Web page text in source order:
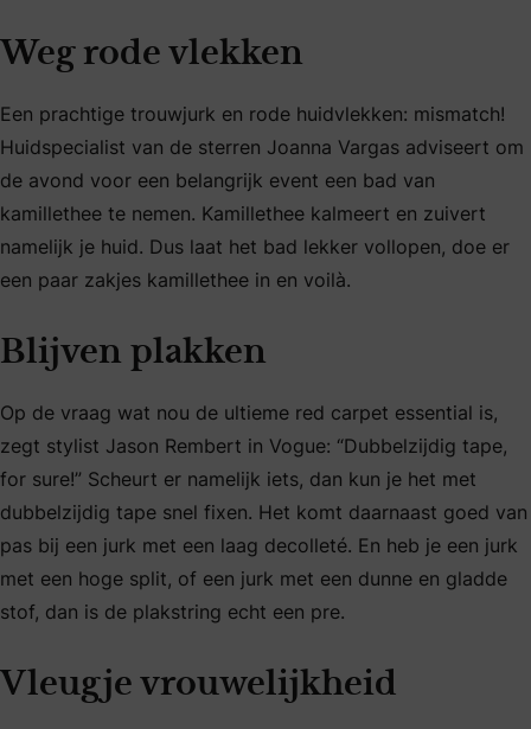
Weg rode vlekken
Een prachtige trouwjurk en rode huidvlekken: mismatch!
Huidspecialist van de sterren Joanna Vargas adviseert om
de avond voor een belangrijk event een bad van
kamillethee te nemen. Kamillethee kalmeert en zuivert
namelijk je huid. Dus laat het bad lekker vollopen, doe er
een paar zakjes kamillethee in en voilà.
Blijven plakken
Op de vraag wat nou de ultieme red carpet essential is,
zegt stylist Jason Rembert in Vogue: “Dubbelzijdig tape,
for sure!” Scheurt er namelijk iets, dan kun je het met
dubbelzijdig tape snel fixen. Het komt daarnaast goed van
pas bij een jurk met een laag decolleté. En heb je een jurk
met een hoge split, of een jurk met een dunne en gladde
stof, dan is de plakstring echt een pre.
Vleugje vrouwelijkheid